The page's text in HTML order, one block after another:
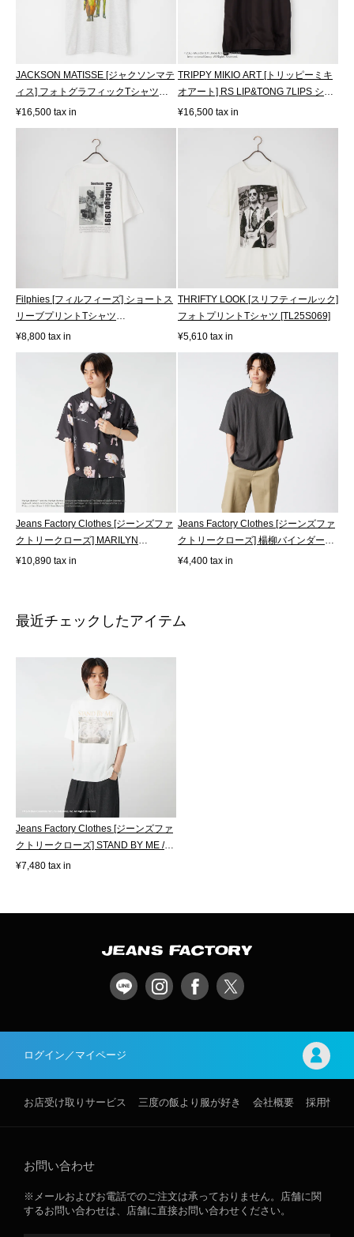
JACKSON MATISSE [ジャクソンマテ
ィス] フォトグラフィックTシャツ
[JM26AW...
¥16,500 tax in
TRIPPY MIKIO ART [トリッピーミキ
オアート] RS LIP&TONG 7LIPS ショ
ートス...
¥16,500 tax in
Filphies [フィルフィーズ] ショートス
リーブプリントTシャツ
[FP262HS0001...
¥8,800 tax in
THRIFTY LOOK [スリフティールック]
フォトプリントTシャツ [TL25S069]
¥5,610 tax in
Jeans Factory Clothes [ジーンズファ
クトリークローズ] MARILYN
MONROE /...
¥10,890 tax in
Jeans Factory Clothes [ジーンズファ
クトリークローズ] 楊柳バインダー
ク...
¥4,400 tax in
最近チェックしたアイテム
Jeans Factory Clothes [ジーンズファ
クトリークローズ] STAND BY ME /
40T...
¥7,480 tax in
ログイン／マイページ
お店受け取りサービス 三度の飯より服が好き 会社概要 採用情報
お問い合わせ
※メールおよびお電話でのご注文は承っておりません。店舗に関
するお問い合わせは、店舗に直接お問い合わせください。